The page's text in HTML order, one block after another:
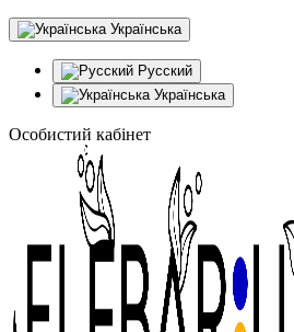
Українська
Русский
Українська
Особистий кабінет